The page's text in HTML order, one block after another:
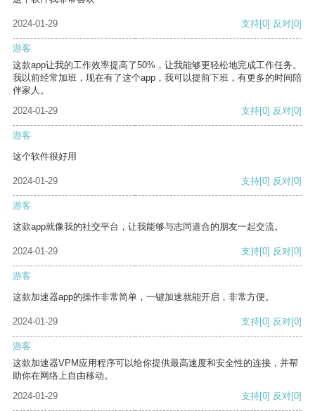
2024-01-29 支持[0] 反对[0]
游客
这款app让我的工作效率提高了50%，让我能够更轻松地完成工作任务。
我以前经常加班，现在有了这个app，我可以提前下班，有更多的时间陪
伴家人。
2024-01-29
支持[0] 反对[0]
游客
这个软件很好用
2024-01-29 支持[0] 反对[0]
游客
这款app就像我的社交平台，让我能够与志同道合的朋友一起交流。
2024-01-29 支持[0] 反对[0]
游客
这款加速器app的操作非常简单，一键加速就能开启，非常方便。
2024-01-29 支持[0] 反对[0]
游客
这款加速器VPM应用程序可以给你提供最高速度和安全性的连接，并帮
助你在网络上自由移动。
2024-01-29
支持[0] 反对[0]